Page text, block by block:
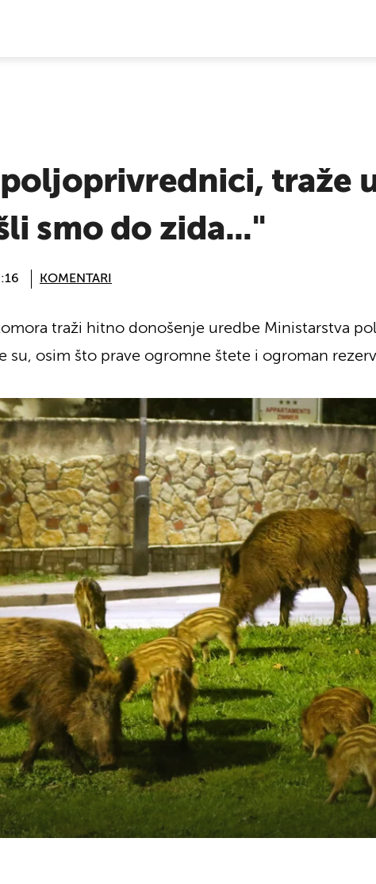
poljoprivrednici, traže
smo do zida..."
KOMENTARI
traži hitno donošenje uredbe Ministarstva
su, osim što prave ogromne štete i ogroman